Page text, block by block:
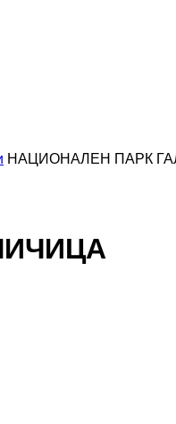
НАЦИОНАЛЕН ПАРК